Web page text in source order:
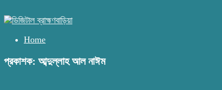
Home
প্রকাশক: আব্দুল্লাহ আল নাঈম